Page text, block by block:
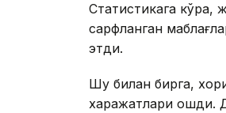
Статистикага кўра,
сарфланган
этди.
Шу билан бирга,
харажатлари ошди.